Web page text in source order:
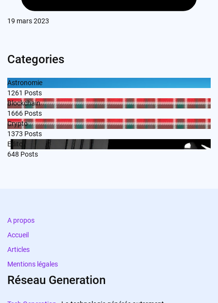
19 mars 2023
Categories
Astronomie
1261 Posts
Blockchain
1666 Posts
Crypto
1373 Posts
Edito
648 Posts
A propos
Accueil
Articles
Mentions légales
Réseau Generation